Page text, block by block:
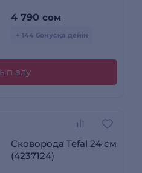
4 790 сом
+ 144 бонусқа дейін
алу
Сковорода Tefal 24 см
(4237124)